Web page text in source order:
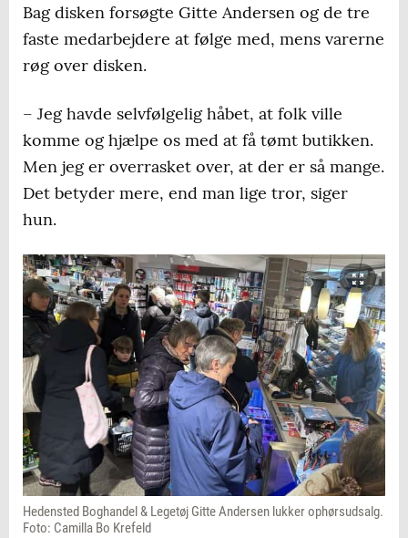
Bag disken forsøgte Gitte Andersen og de tre
faste medarbejdere at følge med, mens varerne
røg over disken.
– Jeg havde selvfølgelig håbet, at folk ville
komme og hjælpe os med at få tømt butikken.
Men jeg er overrasket over, at der er så mange.
Det betyder mere, end man lige tror, siger
hun.
Hedensted Boghandel & Legetøj Gitte Andersen lukker ophørsudsalg.
Foto: Camilla Bo Krefeld